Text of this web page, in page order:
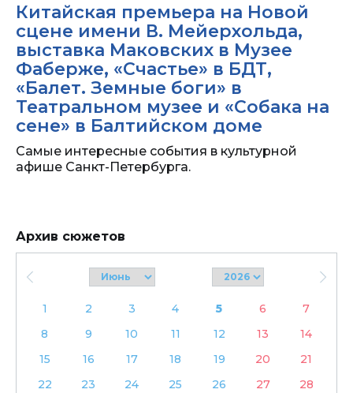
Китайская премьера на Новой
сцене имени В. Мейерхольда,
выставка Маковских в Музее
Фаберже, «Счастье» в БДТ,
«Балет. Земные боги» в
Театральном музее и «Собака на
сене» в Балтийском доме
Самые интересные события в культурной
афише Санкт-Петербурга.
Архив сюжетов
1 2 3 4 5 6
7
8
9 10 11 12 13
14
15
16 17 18 19 20
21
22
23 24 25 26 27 28